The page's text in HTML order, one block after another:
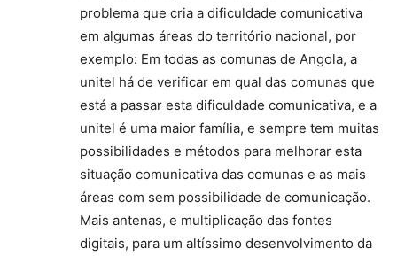
problema que cria a dificuldade comunicativa
em algumas áreas do território nacional, por
exemplo: Em todas as comunas de Angola, a
unitel há de verificar em qual das comunas que
está a passar esta dificuldade comunicativa, e a
unitel é uma maior família, e sempre tem muitas
possibilidades e métodos para melhorar esta
situação comunicativa das comunas e as mais
áreas com sem possibilidade de comunicação.
Mais antenas, e multiplicação das fontes
digitais, para um altíssimo desenvolvimento da